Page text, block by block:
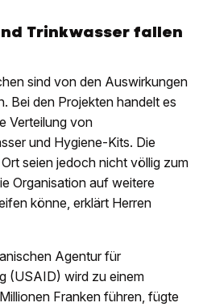
Trinkwasser fallen
sind von den Auswirkungen
Bei den Projekten handelt es
Verteilung von
und Hygiene-Kits. Die
seien jedoch nicht völlig zum
Organisation auf weitere
könne, erklärt Herren
Agentur für
(USAID) wird zu einem
Franken führen, fügte